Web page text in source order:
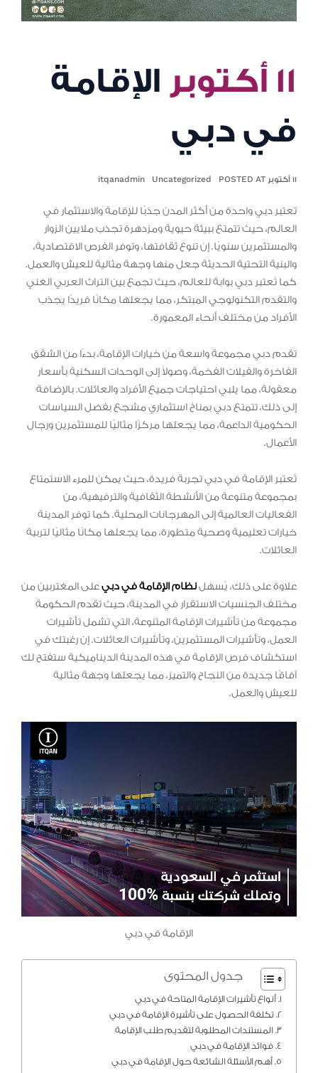
١١ أكتوبر
الإقامة
في دبي
١١ أكتوبر POSTED AT Uncategorized
itqanadmin
تعتبر دبي واحدة من أكثر المدن جذبًا للإقامة والاستثمار في
العالم، حيث تتمتع ببيئة حيوية ومزدهرة تجذب ملايين الزوار
والمستثمرين سنويًا. إن تنوع ثقافتها، وتوفر الفرص الاقتصادية،
والبنية التحتية الحديثة جعل منها وجهة مثالية للعيش والعمل.
كما تُعتبر دبي بوابة للعالم، حيث تجمع بين التراث العربي الغني
والتقدم التكنولوجي المبتكر، مما يجعلها مكانًا فريدًا يجذب
الأفراد من مختلف أنحاء المعمورة.
تقدم دبي مجموعة واسعة من خيارات الإقامة، بدءًا من الشقق
الفاخرة والفيلات الفخمة، وصولاً إلى الوحدات السكنية بأسعار
معقولة، مما يلبي احتياجات جميع الأفراد والعائلات. بالإضافة
إلى ذلك، تتمتع دبي بمناخ استثماري مشجع بفضل السياسات
الحكومية الداعمة، مما يجعلها مركزًا مثاليًا للمستثمرين ورجال
الأعمال.
تُعتبر الإقامة في دبي تجربة فريدة، حيث يمكن للمرء الاستمتاع
بمجموعة متنوعة من الأنشطة الثقافية والترفيهية، من
الفعاليات العالمية إلى المهرجانات المحلية. كما توفر المدينة
خيارات تعليمية وصحية متطورة، مما يجعلها مكانًا مثاليًا لتربية
العائلات.
علاوة على ذلك، يُسهلنظام الإقامة في دبيعلى المغتربين من
مختلف الجنسيات الاستقرار في المدينة، حيث تقدم الحكومة
مجموعة من تأشيرات الإقامة المتنوعة، التي تشمل تأشيرات
العمل، وتأشيرات المستثمرين، وتأشيرات العائلات. إن رغبتك في
استكشاف فرص الإقامة في هذه المدينة الديناميكية ستفتح لك
آفاقًا جديدة من النجاح والتميز، مما يجعلها وجهة مثالية
للعيش والعمل.
الإقامة في دبي
جدول المحتوى
أنواع تأشيرات الإقامة المتاحة في دبي
تكلفة الحصول على تأشيرة الإقامة في دبي
المستندات المطلوبة لتقديم طلب الإقامة
فوائد الإقامة في دبي
أهم الأسئلة الشائعة حول الإقامة في دبي